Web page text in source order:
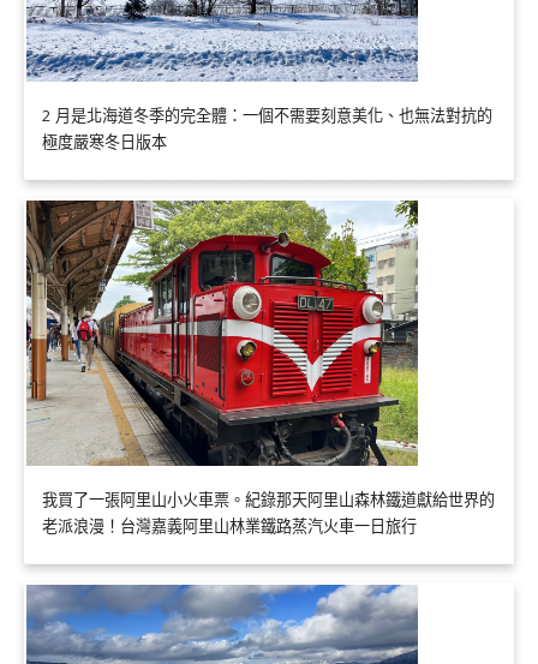
2 月是北海道冬季的完全體：一個不需要刻意美化、也無法對抗的
極度嚴寒冬日版本
我買了一張阿里山小火車票。紀錄那天阿里山森林鐵道獻給世界的
老派浪漫！台灣嘉義阿里山林業鐵路蒸汽火車一日旅行